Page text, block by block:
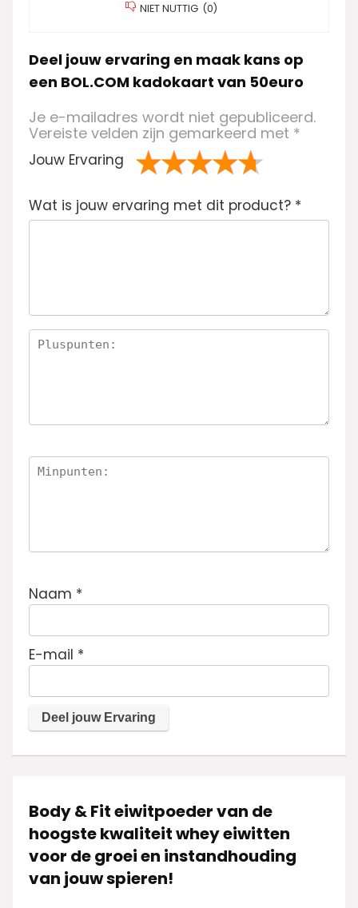
NIET NUTTIG (0)
Deel jouw ervaring en maak kans op
een BOL.COM kadokaart van 50euro
Je e-mailadres wordt niet gepubliceerd.
Vereiste velden zijn gemarkeerd met *
Jouw Ervaring
va
n
n
de 5
sterren
sterren
sterren
sterren
Wat is jouw ervaring met dit product? *
Naam *
E-mail *
Body & Fit eiwitpoeder van de
hoogste kwaliteit whey eiwitten
voor de groei en instandhouding
van jouw spieren!